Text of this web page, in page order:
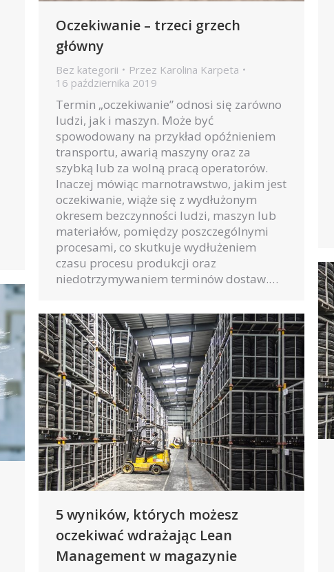
Oczekiwanie – trzeci grzech
główny
Bez kategorii Przez Karolina Karpeta
16 października 2019
Termin „oczekiwanie” odnosi się zarówno
ludzi, jak i maszyn. Może być
spowodowany na przykład opóźnieniem
transportu, awarią maszyny oraz za
szybką lub za wolną pracą operatorów.
Inaczej mówiąc marnotrawstwo, jakim jest
oczekiwanie, wiąże się z wydłużonym
okresem bezczynności ludzi, maszyn lub
materiałów, pomiędzy poszczególnymi
procesami, co skutkuje wydłużeniem
czasu procesu produkcji oraz
niedotrzymywaniem terminów dostaw.…
5 wyników, których możesz
oczekiwać wdrażając Lean
Management w magazynie